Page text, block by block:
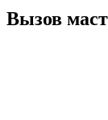
Вызов